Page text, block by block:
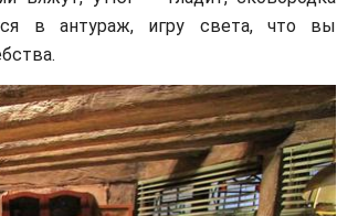
в антураж, игру света, что вы